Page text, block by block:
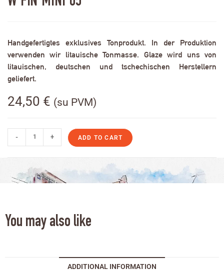
Handgefertigtes exklusives Tonprodukt. In der Produktion
verwenden wir litauische Tonmasse. Glaze wird uns von
litauischen, deutschen und tschechischen Herstellern
geliefert.
24,50 € (su PVM)
- + ADD TO CART
You may also like
ADDITIONAL INFORMATION